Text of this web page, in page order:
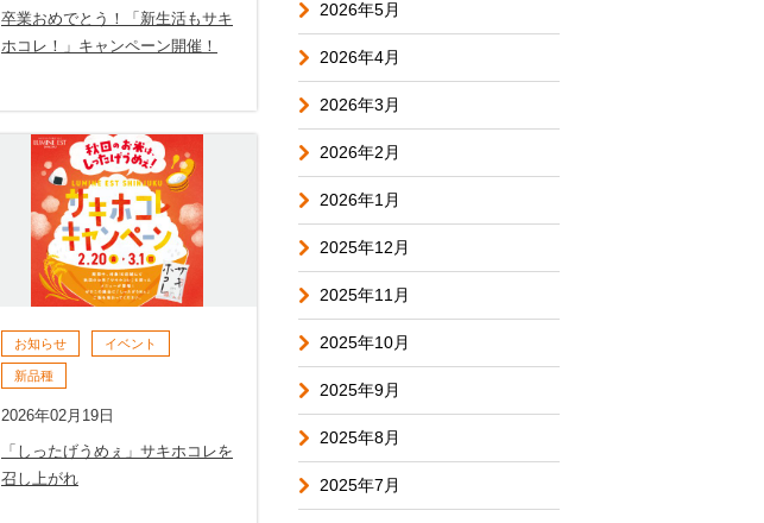
卒業おめでとう！「新生活もサキ
ホコレ！」キャンペーン開催！
お知らせ イベント
新品種
2026年02月19日
「しったげうめぇ」サキホコレを
召し上がれ
2026年5月
2026年4月
2026年3月
2026年2月
2026年1月
2025年12月
2025年11月
2025年10月
2025年9月
2025年8月
2025年7月